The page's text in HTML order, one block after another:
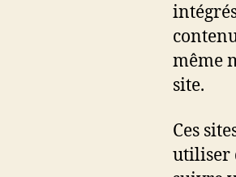
même
site.
Ces
utiliser